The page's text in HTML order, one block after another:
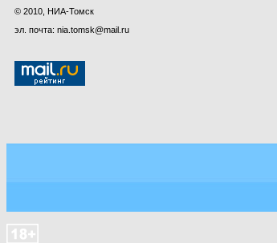
© 2010, НИА-Томск
эл. почта: nia.tomsk@mail.ru